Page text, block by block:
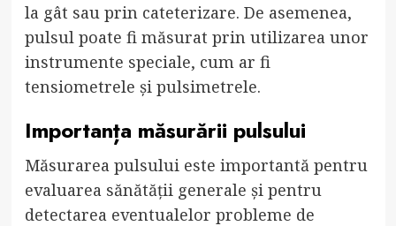
la gât sau prin cateterizare. De asemenea,
pulsul poate fi măsurat prin utilizarea unor
instrumente speciale, cum ar fi
tensiometrele și pulsimetrele.
Importanța măsurării pulsului
Măsurarea pulsului este importantă pentru
evaluarea sănătății generale și pentru
detectarea eventualelor probleme de